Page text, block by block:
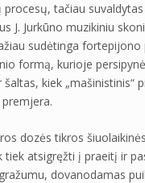
procesų, tačiau
J. Jurkūno muzikiniu
sudėtinga
formą, kurioje
kiek „mašinistinis“
dozės tikros
tiek atsigręžti į praeitį ir
dovanodamas